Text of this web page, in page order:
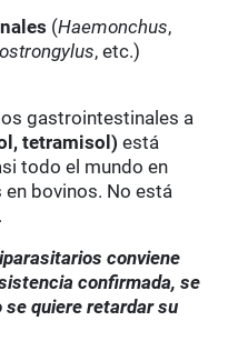
(Haemonchus,
, etc.)
gastrointestinales a
tetramisol) está
todo el mundo en
bovinos. No está
conviene
confirmada, se
se quiere retardar su